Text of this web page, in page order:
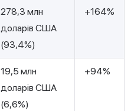
278,3 млн
доларів США
(93,4%)
+164%
19,5 млн
доларів США
(6,6%)
+94%